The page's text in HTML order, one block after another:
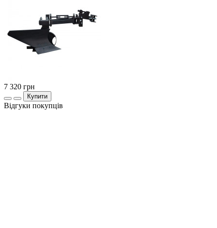
7 320 грн
Купити
Відгуки покупців